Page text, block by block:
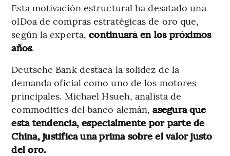
Esta motivación estructural ha desatado una
olDoa de compras estratégicas de oro que,
según la experta,continuará en los próximos
años.
Deutsche Bank destaca la solidez de la
demanda oficial como uno de los motores
principales. Michael Hsueh, analista de
commodities del banco alemán,asegura que
esta tendencia, especialmente por parte de
China, justifica una prima sobre el valor justo
del oro.